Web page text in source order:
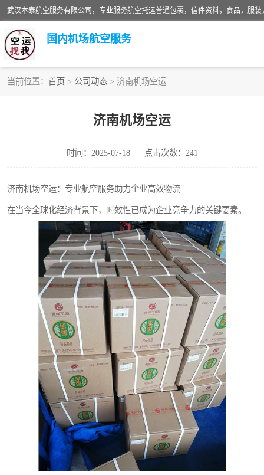
国内机场航空服务
当前位置： 首页 > 公司动态 > 济南机场空运
济南机场空运
时间：2025-07-18 点击次数：241
济南机场空运：专业航空服务助力企业高效物流
在当今全球化经济背景下，时效性已成为企业竞争力的关键要素。